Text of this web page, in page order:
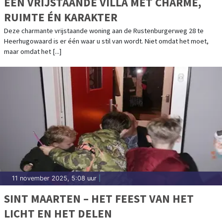
RUIMTE ÉN KARAKTER
Deze charmante vrijstaande woning aan de Rustenburgerweg 28 te
Heerhugowaard is er één waar u stil van wordt. Niet omdat het moet,
maar omdat het [...]
11 november 2025, 5:08 uur
SINT MAARTEN – HET FEEST VAN HET
LICHT EN HET DELEN